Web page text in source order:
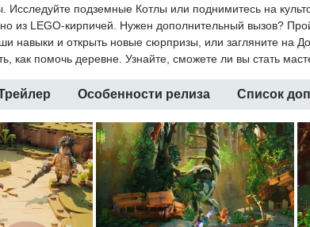
Исследуйте подземные Котлы или поднимитесь на
из LEGO-кирпичей. Нужен дополнительный вызов?
навыки и открыть новые сюрпризы, или загляните на
как помочь деревне. Узнайте, сможете ли вы стать
Особенности релиза Список